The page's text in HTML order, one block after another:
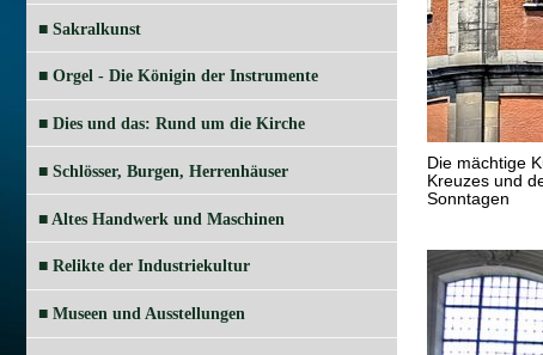
■ Sakralkunst
■ Orgel - Die Königin der Instrumente
■ Dies und das: Rund um die Kirche
■ Schlösser, Burgen, Herrenhäuser
■ Altes Handwerk und Maschinen
■ Relikte der Industriekultur
■ Museen und Ausstellungen
Die mächtige
Kreuzes und
Sonntagen